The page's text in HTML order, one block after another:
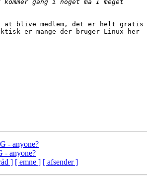
at blive medlem, det er helt gratis
er mange der bruger Linux her
- anyone?
- anyone?
] [ emne ] [ afsender ]